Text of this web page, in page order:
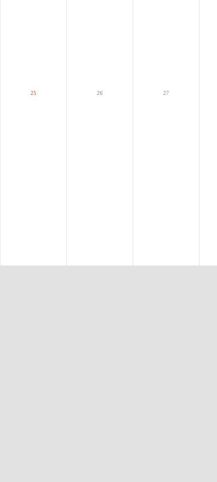
25 26 27